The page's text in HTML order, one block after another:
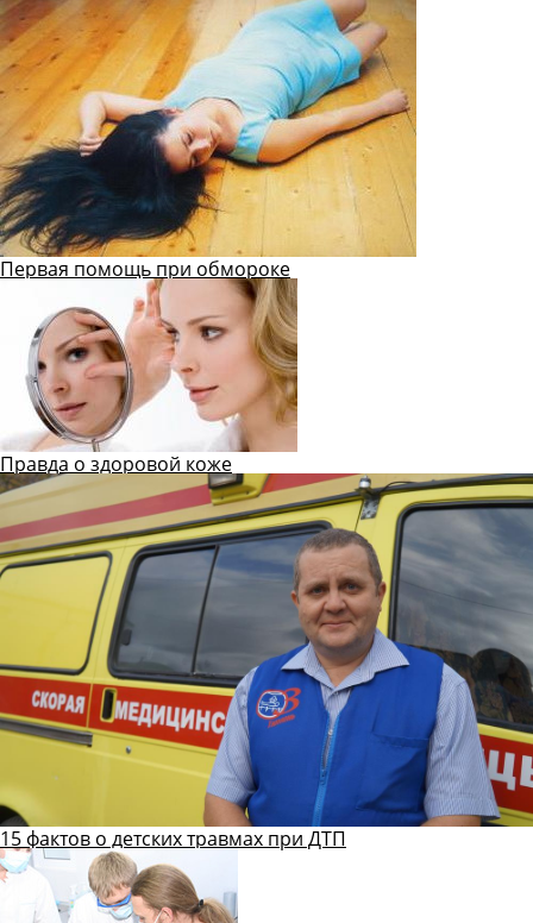
Первая помощь при обмороке
Правда о здоровой коже
15 фактов о детских травмах при ДТП